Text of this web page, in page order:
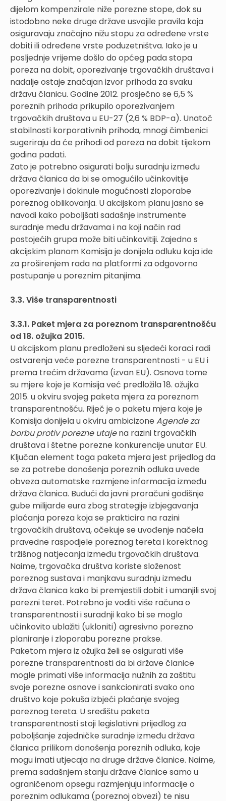
dijelom kompenzirale niže porezne stope, dok su
istodobno neke druge države usvojile pravila koja
osiguravaju značajno nižu stopu za određene vrste
dobiti ili određene vrste poduzetništva. Iako je u
posljednje vrijeme došlo do općeg pada stopa
poreza na dobit, oporezivanje trgovačkih društava i
nadalje ostaje značajan izvor prihoda za svaku
državu članicu. Godine 2012. prosječno se 6,5 %
poreznih prihoda prikupilo oporezivanjem
trgovačkih društava u EU-27 (2,6 % BDP-a). Unatoč
stabilnosti korporativnih prihoda, mnogi čimbenici
sugeriraju da će prihodi od poreza na dobit tijekom
godina padati.
Zato je potrebno osigurati bolju suradnju između
država članica da bi se omogućilo učinkovitije
oporezivanje i dokinule mogućnosti zloporabe
poreznog oblikovanja. U akcijskom planu jasno se
navodi kako poboljšati sadašnje instrumente
suradnje među državama i na koji način rad
postojećih grupa može biti učinkovitiji. Zajedno s
akcijskim planom Komisija je donijela odluku koja ide
za proširenjem rada na platformi za odgovorno
postupanje u poreznim pitanjima.
3.3. Više transparentnosti
3.3.1. Paket mjera za poreznom transparentnošću
od 18. ožujka 2015.
U akcijskom planu predloženi su sljedeći koraci radi
ostvarenja veće porezne transparentnosti - u EU i
prema trećim državama (izvan EU). Osnova tome
su mjere koje je Komisija već predložila 18. ožujka
2015. u okviru svojeg paketa mjera za poreznom
transparentnošću. Riječ je o paketu mjera koje je
Komisija donijela u okviru ambicizone Agende za
borbu protiv porezne utajena razini trgovačkih
društava i štetne porezne konkurencije unutar EU.
Ključan element toga paketa mjera jest prijedlog da
se za potrebe donošenja poreznih odluka uvede
obveza automatske razmjene informacija između
država članica. Budući da javni proračuni godišnje
gube milijarde eura zbog strategije izbjegavanja
plaćanja poreza koja se prakticira na razini
trgovačkih društava, očekuje se uvođenje načela
pravedne raspodjele poreznog tereta i korektnog
tržišnog natjecanja između trgovačkih društava.
Naime, trgovačka društva koriste složenost
poreznog sustava i manjkavu suradnju između
država članica kako bi premjestili dobit i umanjili svoj
porezni teret. Potrebno je voditi više računa o
transparentnosti i suradnji kako bi se moglo
učinkovito ublažiti (ukloniti) agresivno porezno
planiranje i zloporabu porezne prakse.
Paketom mjera iz ožujka želi se osigurati više
porezne transparentnosti da bi države članice
mogle primati više informacija nužnih za zaštitu
svoje porezne osnove i sankcionirati svako ono
društvo koje pokuša izbjeći plaćanje svojeg
poreznog tereta. U središtu paketa
transparentnosti stoji legislativni prijedlog za
poboljšanje zajedničke suradnje između država
članica prilikom donošenja poreznih odluka, koje
mogu imati utjecaja na druge države članice. Naime,
prema sadašnjem stanju države članice samo u
ograničenom opsegu razmjenjuju informacije o
poreznim odlukama (poreznoj obvezi) te nisu